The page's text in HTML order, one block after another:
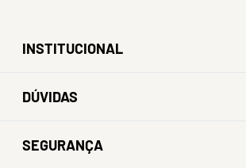
INSTITUCIONAL
DÚVIDAS
SEGURANÇA